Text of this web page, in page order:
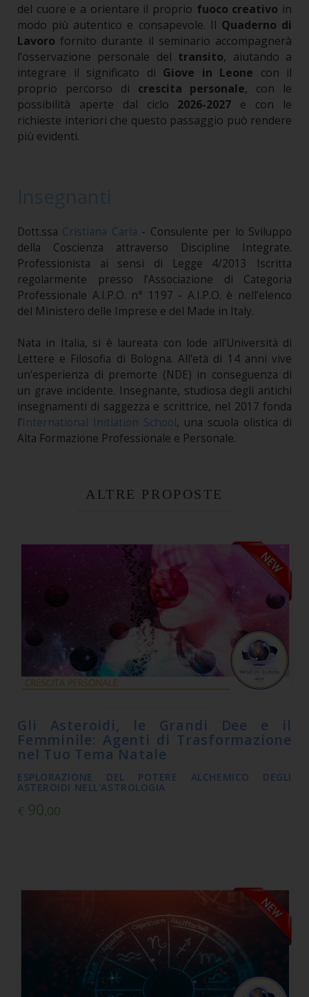
del cuore e a orientare il proprio fuoco creativo in
modo più autentico e consapevole. Il Quaderno di
Lavoro fornito durante il seminario accompagnerà
l’osservazione personale del transito, aiutando a
integrare il significato di Giove in Leone con il
proprio percorso di crescita personale, con le
possibilità aperte dal ciclo 2026-2027 e con le
richieste interiori che questo passaggio può rendere
più evidenti.
Dott.ssa Cristiana Caria - Consulente per lo Sviluppo
della Coscienza attraverso Discipline Integrate.
Professionista ai sensi di Legge 4/2013 Iscritta
regolarmente presso l’Associazione di Categoria
Professionale A.I.P.O. n° 1197 - A.I.P.O. è nell’elenco
del Ministero delle Imprese e del Made in Italy.
Nata in Italia, si è laureata con lode all’Università di
Lettere e Filosofia di Bologna. All'età di 14 anni vive
un'esperienza di premorte (NDE) in conseguenza di
un grave incidente. Insegnante, studiosa degli antichi
insegnamenti di saggezza e scrittrice, nel 2017 fonda
l’International Initiation School, una scuola olistica di
Alta Formazione Professionale e Personale.
ALTRE PROPOSTE
Gli Asteroidi, le Grandi Dee e il
Femminile: Agenti di Trasformazione
nel Tuo Tema Natale
ESPLORAZIONE DEL POTERE ALCHEMICO DEGLI
ASTEROIDI NELL'ASTROLOGIA
€ 90,00